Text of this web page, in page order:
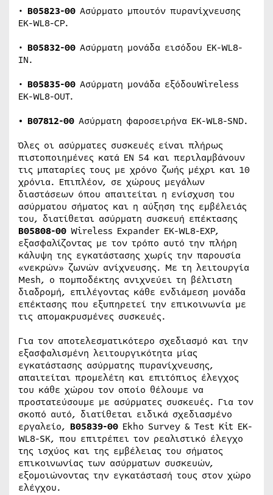
• B05823-00 Ασύρματο μπουτόν πυρανίχνευσης
EK-WL8-CP.
• B05832-00 Ασύρματη μονάδα εισόδου EK-WL8-
IN.
• B05835-00 Ασύρματη μονάδα εξόδουWireless
EK-WL8-OUT.
• B07812-00 Ασύρματη φαροσειρήνα EK-WL8-SND.
Όλες οι ασύρματες συσκευές είναι πλήρως
πιστοποιημένες κατά EN 54 και περιλαμβάνουν
τις μπαταρίες τους με χρόνο ζωής μέχρι και 10
χρόνια. Επιπλέον, σε χώρους μεγάλων
διαστάσεων όπου απαιτείται η ενίσχυση του
ασύρματου σήματος και η αύξηση της εμβέλειάς
του, διατίθεται ασύρματη συσκευή επέκτασης
B05808-00 Wireless Expander EK-WL8-EXP,
εξασφαλίζοντας με τον τρόπο αυτό την πλήρη
κάλυψη της εγκατάστασης χωρίς την παρουσία
«νεκρών» ζωνών ανίχνευσης. Με τη λειτουργία
Mesh, o πομποδέκτης ανιχνεύει τη βέλτιστη
διαδρομή, επιλέγοντας κάθε ενδιάμεση μονάδα
επέκτασης που εξυπηρετεί την επικοινωνία με
τις απομακρυσμένες συσκευές.
Για τον αποτελεσματικότερο σχεδιασμό και την
εξασφαλισμένη λειτουργικότητα μίας
εγκατάστασης ασύρματης πυρανίχνευσης,
απαιτείται προμελέτη και επιτόπιος έλεγχος
του κάθε χώρου τον οποίο θέλουμε να
προστατεύσουμε με ασύρματες συσκευές. Για τον
σκοπό αυτό, διατίθεται ειδικά σχεδιασμένο
εργαλείο, B05839-00 Ekho Survey & Test Kit EK-
WL8-SK, που επιτρέπει τον ρεαλιστικό έλεγχο
της ισχύος και της εμβέλειας του σήματος
επικοινωνίας των ασύρματων συσκευών,
εξομοιώνοντας την εγκατάστασή τους στον χώρο
ελέγχου.